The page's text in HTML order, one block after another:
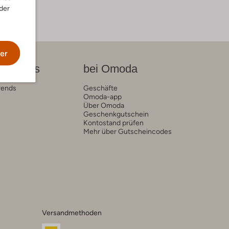
News bei Omoda
Geschäfte
Omoda-app
Über Omoda
Geschenkgutschein
Kontostand prüfen
Mehr über Gutscheincodes
Versandmethoden